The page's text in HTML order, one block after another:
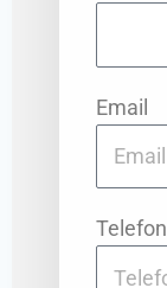
Email
Telefon